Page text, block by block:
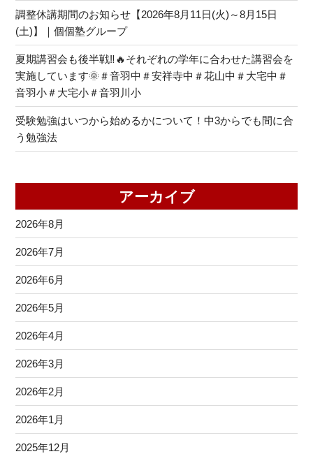
調整休講期間のお知らせ【2026年8月11日(火)～8月15日
(土)】｜個個塾グループ
夏期講習会も後半戦‼🔥それぞれの学年に合わせた講習会を
実施しています🌞＃音羽中＃安祥寺中＃花山中＃大宅中＃
音羽小＃大宅小＃音羽川小
受験勉強はいつから始めるかについて！中3からでも間に合
う勉強法
アーカイブ
2026年8月
2026年7月
2026年6月
2026年5月
2026年4月
2026年3月
2026年2月
2026年1月
2025年12月